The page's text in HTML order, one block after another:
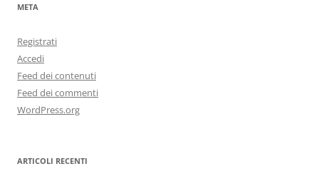
META
Registrati
Accedi
Feed dei contenuti
Feed dei commenti
WordPress.org
ARTICOLI RECENTI